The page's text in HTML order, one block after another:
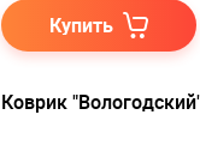
Купить
Коврик